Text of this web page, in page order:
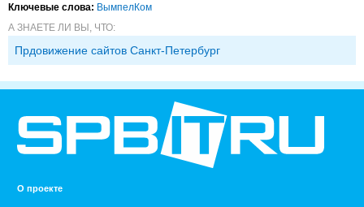
Ключевые слова: ВымпелКом
А ЗНАЕТЕ ЛИ ВЫ, ЧТО:
Прдовижение сайтов Санкт-Петербург
О проекте